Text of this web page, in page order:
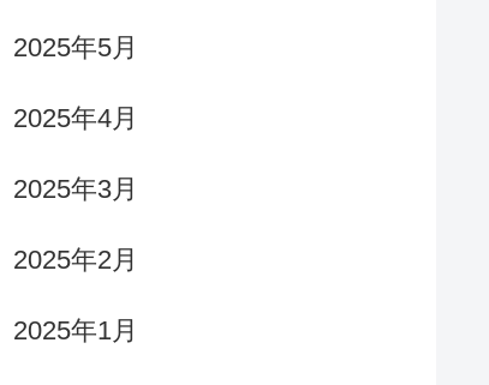
2025年5月
2025年4月
2025年3月
2025年2月
2025年1月